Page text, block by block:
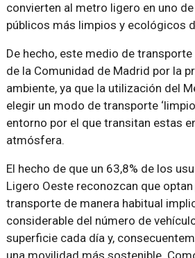
convierten al metro ligero en uno
públicos más limpios y ecológicos
De hecho, este medio de
de la Comunidad de Madrid por la
ambiente, ya que la utilización del
elegir un modo de transporte
entorno por el que transitan estas
atmósfera.
El hecho de que un 63,8% de los
Ligero Oeste reconozcan que
transporte de manera habitual
considerable del número de
superficie cada día y,
una movilidad más sostenible.